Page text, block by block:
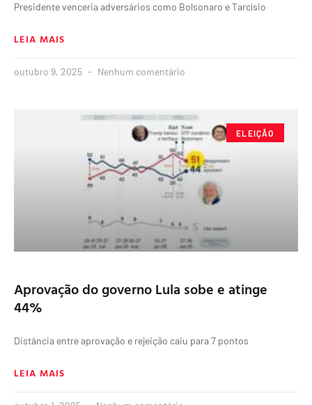
Presidente venceria adversários como Bolsonaro e Tarcísio
LEIA MAIS
outubro 9, 2025 Nenhum comentário
ELEIÇÃO
Aprovação do governo Lula sobe e atinge
44%
Distância entre aprovação e rejeição caiu para 7 pontos
LEIA MAIS